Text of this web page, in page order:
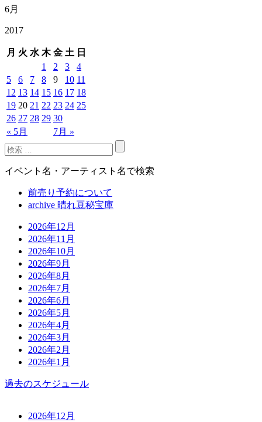
6月
2017
月 火 水 木 金 土 日
« 5月 7月 »
1 2 3
4
5
6 7 8 9 10 11
12 13 14 15 16 17 18
19 20 21 22 23 24 25
26 27 28 29 30
イベント名・アーティスト名で検索
前売り予約について
archive 晴れ豆秘宝庫
2026年12月
2026年11月
2026年10月
2026年9月
2026年8月
2026年7月
2026年6月
2026年5月
2026年4月
2026年3月
2026年2月
2026年1月
過去のスケジュール
2026年12月